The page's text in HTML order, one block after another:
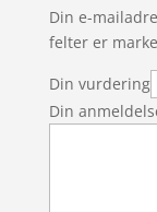
Din e-
felter er
Din vurdering
Din